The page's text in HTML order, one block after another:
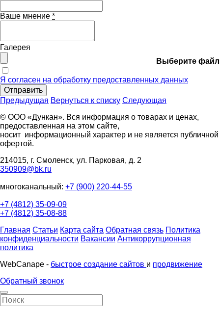
Ваше мнение *
Галерея
Выберите файл
Я согласен на обработку предоставленных данных
Отправить
Предыдущая Вернуться к списку Следующая
© ООО «Дункан». Вся информация о товарах и ценах,
предоставленная на этом сайте,
носит информационный характер и не является публичной
офертой.
214015, г. Смоленск, ул. Парковая, д. 2
350909@bk.ru
многоканальный: +7 (900) 220-44-55
+7 (4812) 35-09-09
+7 (4812) 35-08-88
Главная Статьи Карта сайта Обратная связь Политика
конфиденциальности Вакансии Антикоррупционная
политика
WebCanape - быстрое создание сайтов и продвижение
Обратный звонок